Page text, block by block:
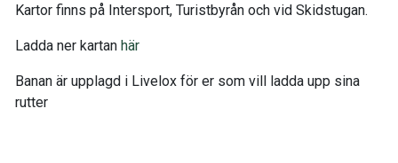
Kartor finns på Intersport, Turistbyrån och vid Skidstugan.
Ladda ner kartan här
Banan är upplagd i Livelox för er som vill ladda upp sina
rutter